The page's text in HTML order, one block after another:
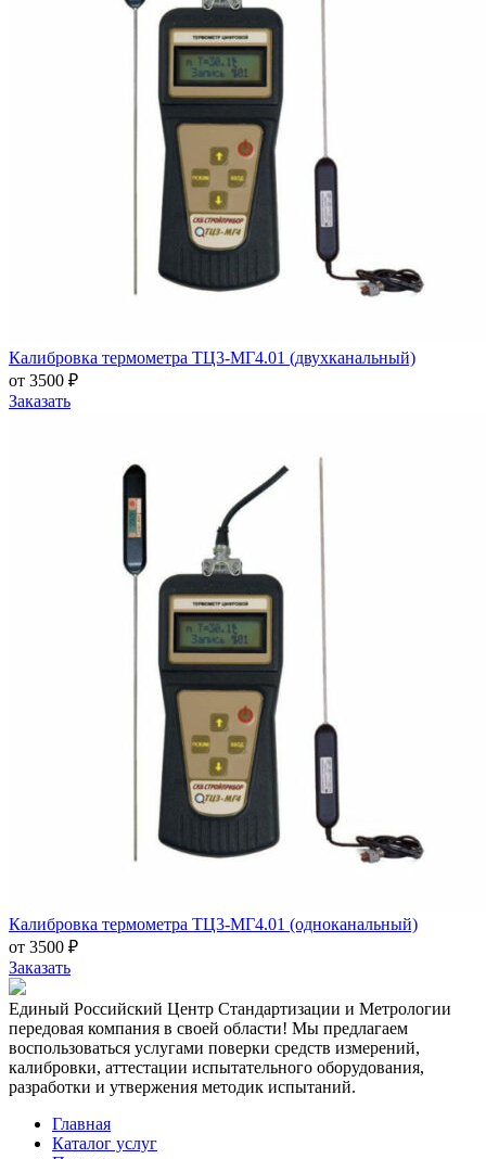
Калибровка термометра ТЦ3-МГ4.01 (двухканальный)
от 3500 ₽
Заказать
Калибровка термометра ТЦ3-МГ4.01 (одноканальный)
от 3500 ₽
Заказать
Единый Российский Центр Стандартизации и Метрологии
передовая компания в своей области! Мы предлагаем
воспользоваться услугами поверки средств измерений,
калибровки, аттестации испытательного оборудования,
разработки и утвержения методик испытаний.
Главная
Каталог услуг